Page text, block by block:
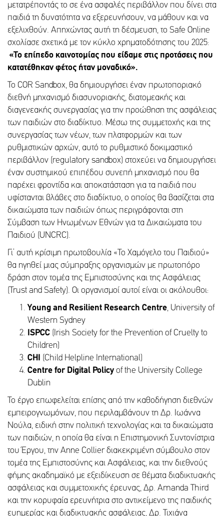
μετατρέποντάς το σε ένα ασφαλές περιβάλλον που δίνει στα
παιδιά τη δυνατότητα να εξερευνήσουν, να μάθουν και να
εξελιχθούν. Απηχώντας αυτή τη δέσμευση, το Safe Online
σχολίασε σχετικά με τον κύκλο χρηματοδότησης του 2025:
«Το επίπεδο καινοτομίας που είδαμε στις προτάσεις που
κατατέθηκαν φέτος ήταν μοναδικό».
Το COR Sandbox, θα δημιουργήσει έναν πρωτοποριακό
διεθνή μηχανισμό διασυνοριακής, διατομεακής και
διαγενεακής συνεργασίας για την προώθηση της ασφάλειας
των παιδιών στο διαδίκτυο. Μέσω της συμμετοχής και της
συνεργασίας των νέων, των πλατφορμών και των
ρυθμιστικών αρχών, αυτό το ρυθμιστικό δοκιμαστικό
περιβάλλον (regulatory sandbox) στοχεύει να δημιουργήσει
έναν συστημικού επιπέδου συνεπή μηχανισμό που θα
παρέχει φροντίδα και αποκατάσταση για τα παιδιά που
υφίστανται βλάβες στο διαδίκτυο, ο οποίος θα βασίζεται στα
δικαιώματα των παιδιών όπως περιγράφονται στη
Σύμβαση των Ηνωμένων Εθνών για τα Δικαιώματα του
Παιδιού (UNCRC).
Γι’ αυτή κρίσιμη πρωτοβουλία «Το Χαμόγελο του Παιδιού»
θα ηγηθεί μιας σύμπραξης οργανισμών με πρωτοπόρο
δράση στον τομέα της Εμπιστοσύνης και της Ασφάλειας
(Trust and Safety). Οι οργανισμοί αυτοί είναι οι ακόλουθοι:
Young and Resilient Research Centre, University of
Western Sydney
ISPCC (Irish Society for the Prevention of Cruelty to
Children)
CHI (Child Helpline International)
Centre for Digital Policy of the University College
Dublin
Το έργο επωφελείται επίσης από την καθοδήγηση διεθνών
εμπειρογνωμόνων, που περιλαμβάνουν τη Δρ. Ιωάννα
Νούλα, ειδική στην πολιτική τεχνολογίας και τα δικαιώματα
των παιδιών, η οποία θα είναι η Επιστημονική Συντονίστρια
του Έργου, την Anne Collier διακεκριμένη σύμβουλο στον
τομέα της Εμπιστοσύνης και Ασφάλειας, και την διεθνούς
φήμης ακαδημαϊκό με εξειδίκευση σε θέματα διαδικτυακής
ασφάλειας και συμμετοχικής έρευνας, Δρ. Amanda Third
και την κορυφαία ερευνήτρια στο αντικείμενο της παιδικής
ευημερίας και διαδικτυακής ασφάλειας, Δρ. Τιχιάνα